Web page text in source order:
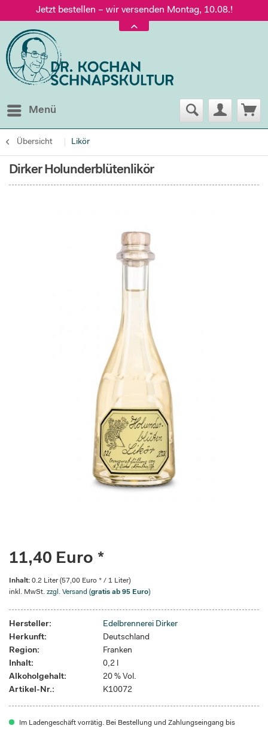
Jetzt bestellen – wir versenden Montag, 10.08.!
Versand nur 5,60 €, gratis ab 95 € Warenwert
Jetzt bestellen – wir versenden Montag, 10.08.!
Menü
Übersicht Likör
Dirker Holunderblütenlikör
11,40 Euro *
Inhalt: 0.2 Liter (57,00 Euro * / 1 Liter)
inkl. MwSt. zzgl. Versand (gratis ab 95 Euro)
Hersteller:
Edelbrennerei Dirker
Herkunft:
Deutschland
Region:
Franken
Inhalt:
0,2 l
Alkoholgehalt:
20 % Vol.
Artikel-Nr.:
K10072
Im Ladengeschäft vorrätig. Bei Bestellung und Zahlungseingang bis